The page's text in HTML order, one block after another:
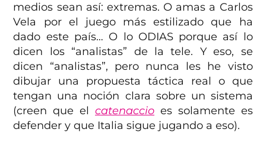
medios sean así: extremas. O amas a Carlos
Vela por el juego más estilizado que ha
dado este país… O lo ODIAS porque así lo
dicen los “analistas” de la tele. Y eso, se
dicen “analistas”, pero nunca les he visto
dibujar una propuesta táctica real o que
tengan una noción clara sobre un sistema
(creen que el catenaccio es solamente es
defender y que Italia sigue jugando a eso).